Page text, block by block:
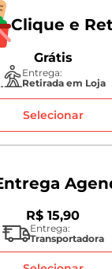
Consumidor
compra
de peso
Clique e
Grátis
Entrega:
Retirada em Loja
Selecionar
R$ 15,90
Entrega:
Transportadora